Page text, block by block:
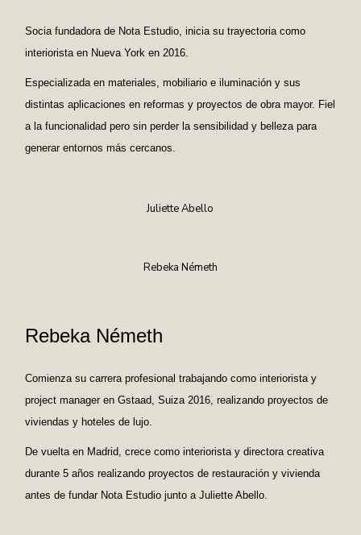
Socia fundadora de Nota Estudio, inicia su trayectoria como
interiorista en Nueva York en 2016.
Especializada en materiales, mobiliario e iluminación y sus
distintas aplicaciones en reformas y proyectos de obra mayor. Fiel
a la funcionalidad pero sin perder la sensibilidad y belleza para
generar entornos más cercanos.
Juliette Abello
Rebeka Németh
Rebeka Németh
Comienza su carrera profesional trabajando como interiorista y
project manager en Gstaad, Suiza 2016, realizando proyectos de
viviendas y hoteles de lujo.
De vuelta en Madrid, crece como interiorista y directora creativa
durante 5 años realizando proyectos de restauración y vivienda
antes de fundar Nota Estudio junto a Juliette Abello.